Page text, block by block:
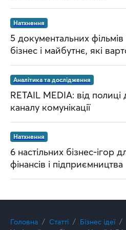
Натхнення
5 документальних фільмів
бізнес і майбутнє, які
Аналітика та дослідження
RETAIL MEDIA: від
каналу комунікації
Натхнення
6 настільних бізнес-ігор
фінансів і підприємництва
Головна Статті
Бізнес ідеї